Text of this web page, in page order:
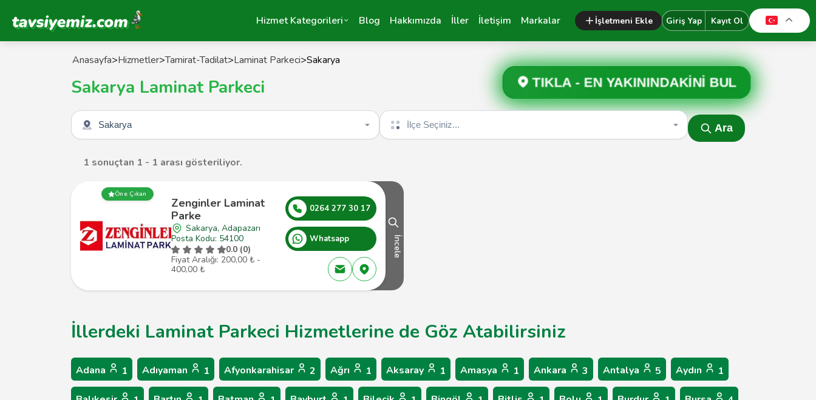
Tavsiyemiz Anasayfa Hizmet Kategorileri Blog Hakkımızda İller İletişim Markalar İşletmeni Ekle Giriş Yap Kayıt Ol
Anasayfa>Hizmetler>Tamirat-Tadilat>Laminat Parkeci>Sakarya
Sakarya Laminat Parkeci TIKLA -EN YAKININDAKİNİ BUL
Şehir seçin İlçe seçin
Ara
1 sonuçtan 1 - 1 arası gösteriliyor.
Öne Çıkan
Zenginler Laminat
Parke
Sakarya, Adapazarı
Posta Kodu: 54100
0.0 (0)
Fiyat Aralığı: 200,00 ₺ -
400,00 ₺
0264 277 30 17
Whatsapp İncele
İllerdeki Laminat Parkeci Hizmetlerine de Göz Atabilirsiniz
Adana 1 Adıyaman 1 Afyonkarahisar 2 Ağrı 1 Aksaray 1 Amasya 1 Ankara 3 Antalya 5 Aydın 1